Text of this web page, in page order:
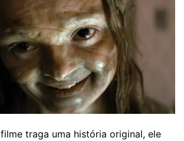
traga uma história original, ele